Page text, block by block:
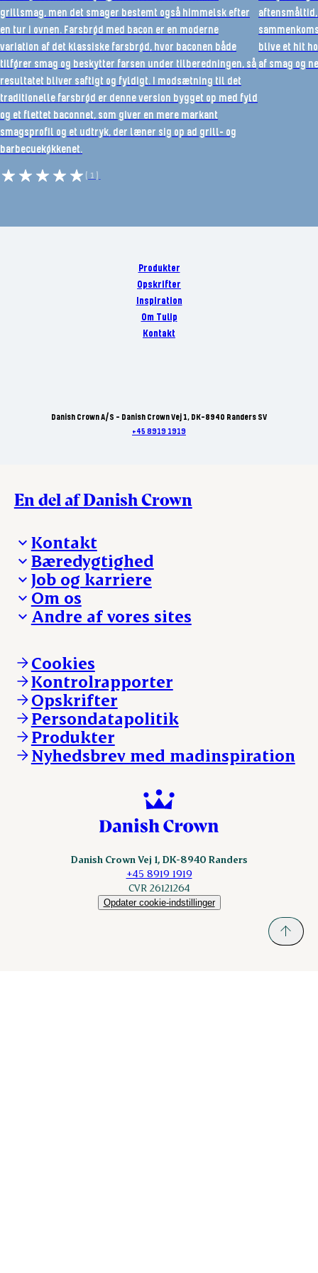
grillsmag, men det smager bestemt også himmelsk efter
en tur i ovnen. Farsbrød med bacon er en moderne
variation af det klassiske farsbrød, hvor baconen både
tilfører smag og beskytter farsen under tilberedningen, så
resultatet bliver saftigt og fyldigt. I modsætning til det
traditionelle farsbrød er denne version bygget op med fyld
og et flettet baconnet, som giver en mere markant
smagsprofil og et udtryk, der læner sig op ad grill- og
barbecuekøkkenet.
(1)
blive et hit
af smag og
Produkter
Opskrifter
Inspiration
Om Tulip
Kontakt
Danish Crown A/S - Danish Crown Vej 1, DK-8940 Randers SV
+45 8919 1919
En del af Danish Crown
Kontakt
Besøg Danish Crown
Presse og nyheder
Reklamationer
Whistleblower
Øvrige henvendelser
Bæredygtighed
Fra jord til bord
Hverdagen
Ansvarlighed og nøgletal
Job og karriere
Arbejd med os
Ledige stillinger
Om os
Hvem er vi
Vores resultater
Vores lokationer
Kontakt
Andre af vores sites
Andelsejere - kreatur
Danishcrownprofessional.com
DAT-Schaub.com
ESS-FOOD.com
Fonden Dansk Gastronomi
KLS.se
nordicspoor.com
Scanhide.dk
Cookies
Kontrolrapporter
Opskrifter
Persondatapolitik
Produkter
Nyhedsbrev med madinspiration
Danish Crown Vej 1, DK-8940 Randers
+45 8919 1919
CVR 26121264
Opdater cookie-indstillinger